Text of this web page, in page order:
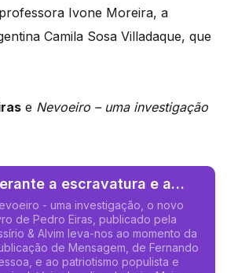
Ivone Moreira, a
Camila Sosa Villadaque, que
e Nevoeiro – uma investigação
a escravatura e a
o astrolábio
- uma investigação, o novo
de Pedro Eiras, publicado pela
& Alvim leva-nos ao momento da
de Mensagem, de Fernando
e ao patriotismo populista e